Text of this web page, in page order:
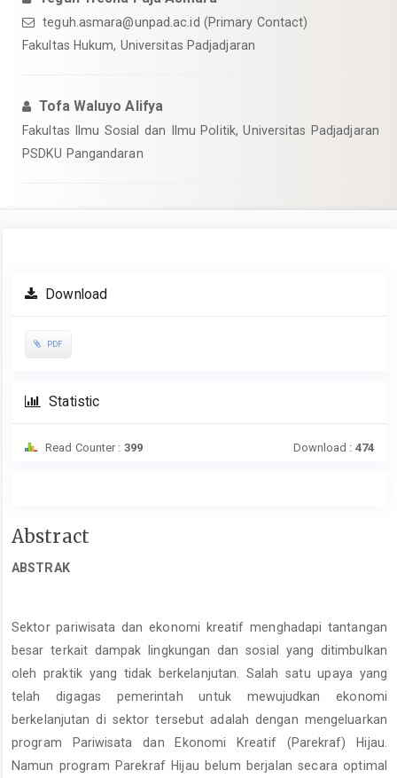
teguh.asmara@unpad.ac.id (Primary Contact)
Fakultas Hukum, Universitas Padjadjaran
Tofa Waluyo Alifya
Fakultas Ilmu Sosial dan Ilmu Politik, Universitas Padjadjaran
PSDKU Pangandaran
Article
Sidebar
Download
PDF
Statistic
Read Counter : 399 Download : 474
Main
Content
Abstract
ABSTRAK
Sektor pariwisata dan ekonomi kreatif menghadapi tantangan
besar terkait dampak lingkungan dan sosial yang ditimbulkan
oleh praktik yang tidak berkelanjutan. Salah satu upaya yang
telah digagas pemerintah untuk mewujudkan ekonomi
berkelanjutan di sektor tersebut adalah dengan mengeluarkan
program Pariwisata dan Ekonomi Kreatif (Parekraf) Hijau.
Namun program Parekraf Hijau belum berjalan secara optimal